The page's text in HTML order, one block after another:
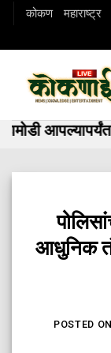
Skipकोकण महाराष्ट्र
आपल्यापर्यंत
आधुनिक
POSTED ON